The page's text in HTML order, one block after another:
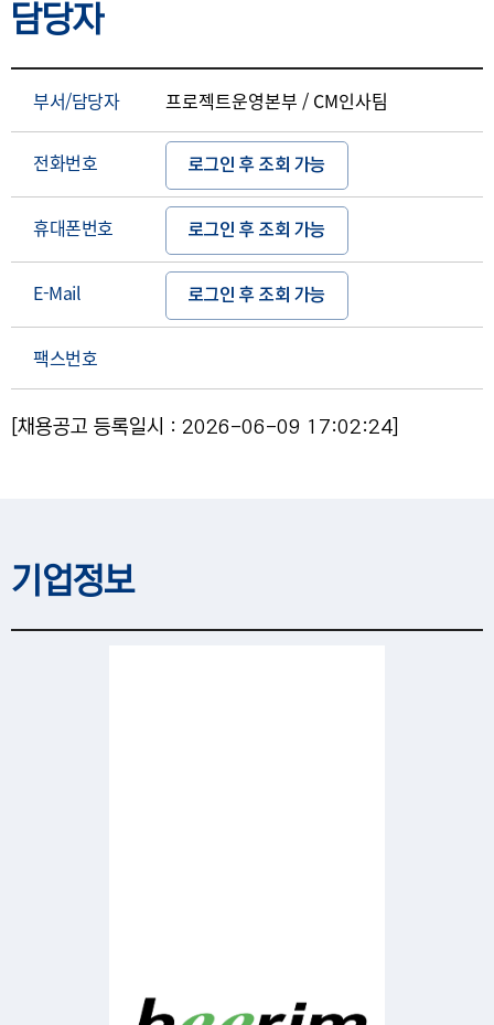
담당자
부서/담당자 프로젝트운영본부 / CM인사팀
전화번호 로그인 후 조회 가능
휴대폰번호 로그인 후 조회 가능
E-Mail 로그인 후 조회 가능
팩스번호
[채용공고 등록일시 : 2026-06-09 17:02:24]
기업정보